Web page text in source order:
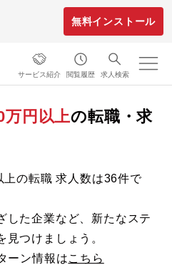
無料インストール
サービス紹介 閲覧履歴 求人検索
万円以上の転職・求
の転職 求人数は36件で
した企業など、新たなステ
見つけましょう。
ーン情報はこちら